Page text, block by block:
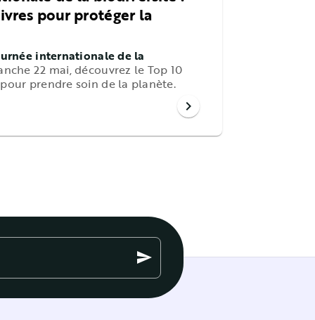
pour protéger la
internationale de la
22 mai, découvrez le Top 10
prendre soin de la planète.
chevron_right
send